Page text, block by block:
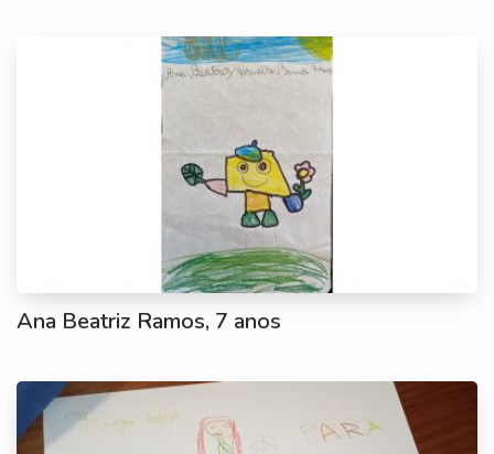
Ana Beatriz Ramos, 7 anos